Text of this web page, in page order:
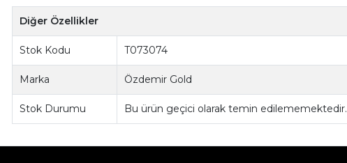
Diğer Özellikler
Stok Kodu T073074
Marka Özdemir Gold
Stok Durumu Bu ürün geçici olarak temin edilememektedir.